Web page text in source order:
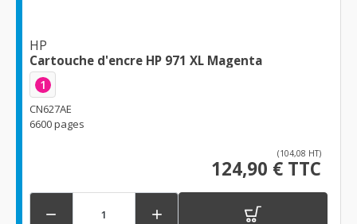
HP
Cartouche d'encre HP 971 XL Magenta
1
CN627AE
6600 pages
(104,08 HT)
124,90 € TTC
 